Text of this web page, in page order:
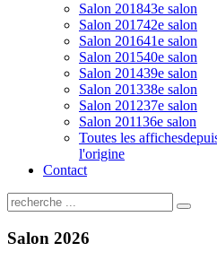
Salon 201843e salon
Salon 201742e salon
Salon 201641e salon
Salon 201540e salon
Salon 201439e salon
Salon 201338e salon
Salon 201237e salon
Salon 201136e salon
Toutes les affiches
l'origine
Contact
Salon 2026